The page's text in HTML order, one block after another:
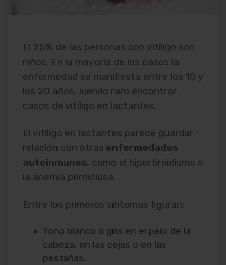
El 25% de las personas con vitíligo son
niños. En la mayoría de los casos la
enfermedad se manifiesta entre los 10 y
los 20 años, siendo raro encontrar
casos de vitíligo en lactantes.
El vitíligo en lactantes parece guardar
relación con otras enfermedades
autoinmunes, como el hipertiroidismo o
la anemia perniciosa.
Entre los primeros síntomas figuran:
Tono blanco o gris en el pelo de la
cabeza, en las cejas o en las
pestañas.